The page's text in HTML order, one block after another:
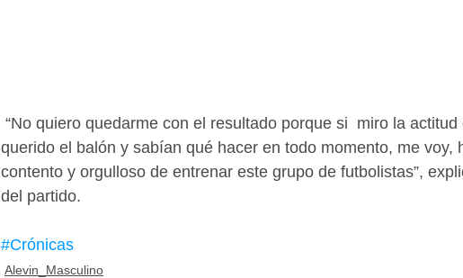
querido el balón y sabían qué hacer en todo momento, me voy,
contento y orgulloso de entrenar este grupo de futbolistas”,
del partido.
#Crónicas
Alevin_Masculino